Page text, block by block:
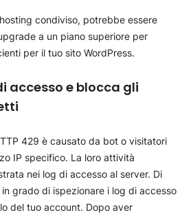
condiviso, potrebbe essere
a un piano superiore per
per il tuo sito WordPress.
accesso e blocca gli
429 è causato da bot o visitatori
IP specifico. La loro attività
nei log di accesso al server. Di
grado di ispezionare i log di accesso
del tuo account. Dopo aver